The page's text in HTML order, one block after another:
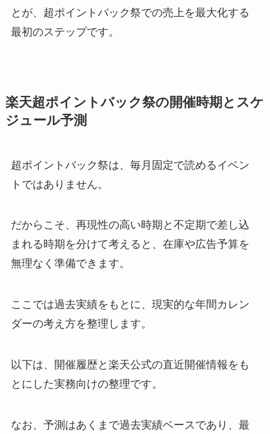
とが、超ポイントバック祭での売上を最大化する
最初のステップです。
楽天超ポイントバック祭の開催時期とスケ
ジュール予測
超ポイントバック祭は、毎月固定で読めるイベン
トではありません。
だからこそ、再現性の高い時期と不定期で差し込
まれる時期を分けて考えると、在庫や広告予算を
無理なく準備できます。
ここでは過去実績をもとに、現実的な年間カレン
ダーの考え方を整理します。
以下は、開催履歴と楽天公式の直近開催情報をも
とにした実務向けの整理です。
なお、予測はあくまで過去実績ベースであり、最